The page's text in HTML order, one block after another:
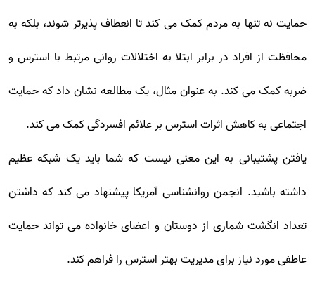
حمایت نه تنها به مردم کمک می کند تا انعطاف پذیرتر شوند، بلکه به
محافظت از افراد در برابر ابتلا به اختلالات روانی مرتبط با استرس و
ضربه کمک می کند. به عنوان مثال، یک مطالعه نشان داد که حمایت
اجتماعی به کاهش اثرات استرس بر علائم افسردگی کمک می کند.
یافتن پشتیبانی به این معنی نیست که شما باید یک شبکه عظیم
داشته باشید. انجمن روانشناسی آمریکا پیشنهاد می کند که داشتن
تعداد انگشت شماری از دوستان و اعضای خانواده می تواند حمایت
عاطفی مورد نیاز برای مدیریت بهتر استرس را فراهم کند.